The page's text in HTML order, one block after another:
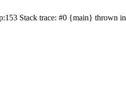
Stack trace: #0 {main} thrown in